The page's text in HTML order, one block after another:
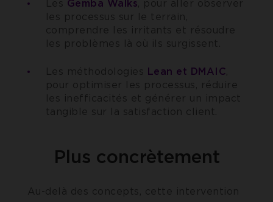
Les Gemba Walks, pour aller observer
les processus sur le terrain,
comprendre les irritants et résoudre
les problèmes là où ils surgissent.
Les méthodologies Lean et DMAIC,
pour optimiser les processus, réduire
les inefficacités et générer un impact
tangible sur la satisfaction client.
Plus concrètement
Au-delà des concepts, cette intervention